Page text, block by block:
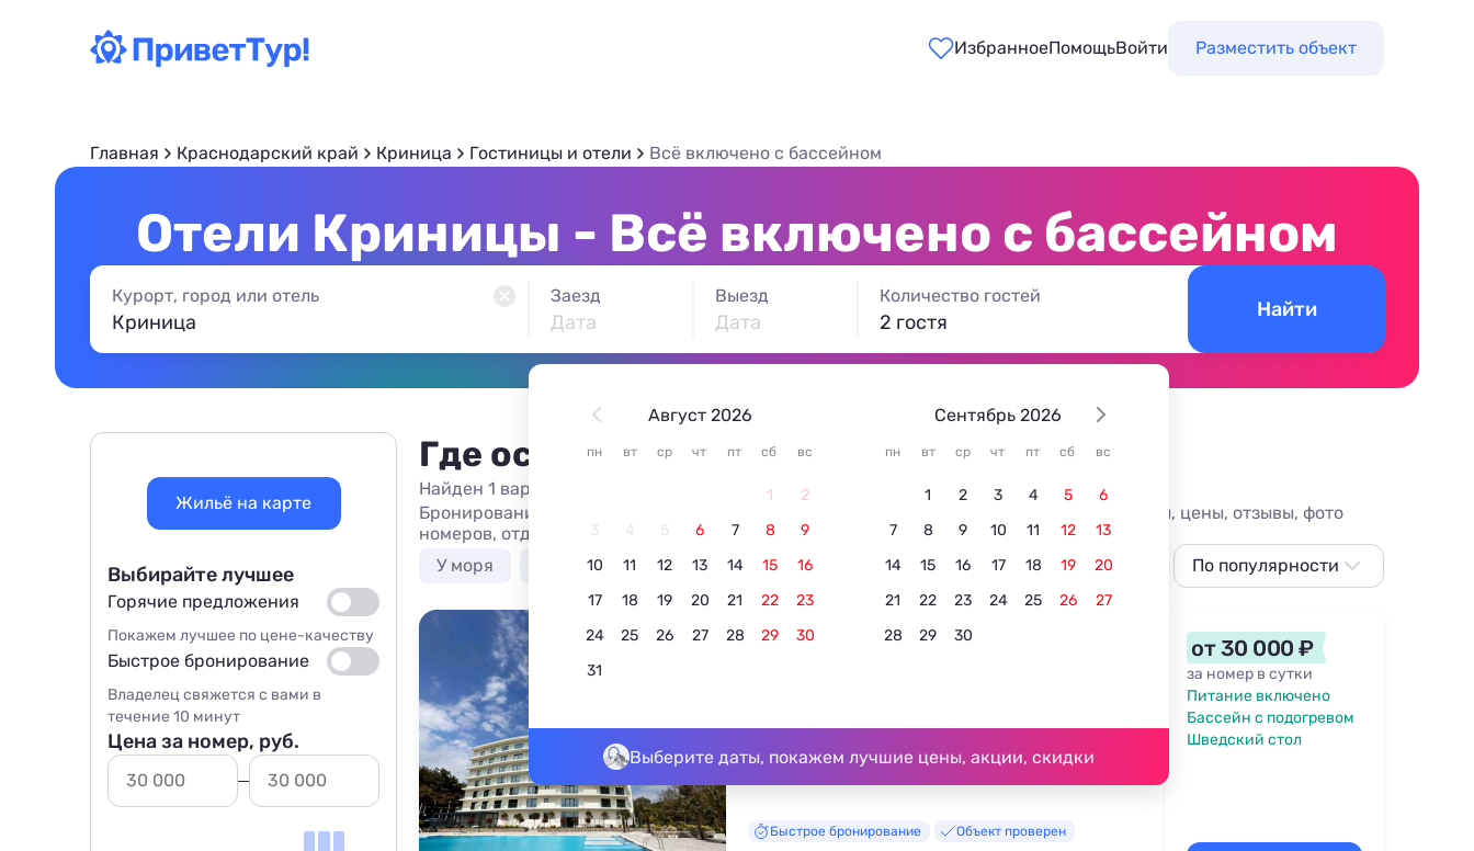
ИзбранноеПомощьВойти Разместить объект
Главная Краснодарский край Криница Гостиницы и отели Всё включено с бассейном
Отели Криницы - Всё включено с бассейном
Курорт, город или отель Заезд
Дата
Выезд
Дата
Август 2026
пн вт ср чт пт сб вс
1
2
3
4 5 6 7 8
9
10
11 12 13 14 15
16
17
18 19 20 21 22
23
24
25 26 27 28 29
30
31
Сентябрь 2026
пн вт ср чт пт сб вс
1 2 3 4 5
6
7
8 9 10 11 12
13
14
15 16 17 18 19
20
21
22 23 24 25 26
27
28
29 30
Выберите даты, покажем лучшие цены, акции, скидки
Количество гостей
2 гостя
Найти
Где остановиться в Кринице
Найден 1 вариант жилья из 1
Бронирование отеля в Кринице всё включено с бассейном в 2026. Гостиницы Криницы, цены, отзывы, фото
номеров, отдых без посредников.
У моря
С бассейном Недорого С питанием В центре Всё включено Для отдыха с детьми
По популярности
Сначала дешевле
Сначала дороже
Ближе к морю
Ближе к центру
Отель Райморис
До моря - 180 м • До центра - 452 м
Быстрое бронирование Объект проверен
от 30 000 ₽
за номер в сутки
Питание включено
Бассейн с подогревом
Шведский стол
Жильё на карте
Выбирайте лучшее
Горячие предложения
Покажем лучшее по цене-качеству
Быстрое бронирование
Владелец свяжется с вами в
течение 10 минут
Цена за номер, руб.